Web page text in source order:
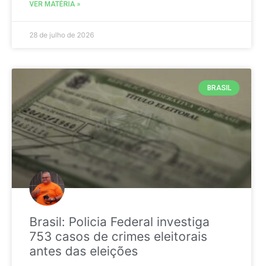
VER MATÉRIA »
28 de julho de 2026
BRASIL
Brasil: Policia Federal investiga
753 casos de crimes eleitorais
antes das eleições